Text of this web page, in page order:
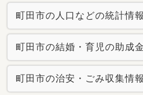
町田市の人口などの統計情報
町田市の結婚・育児の助成金
町田市の治安・ごみ収集情報